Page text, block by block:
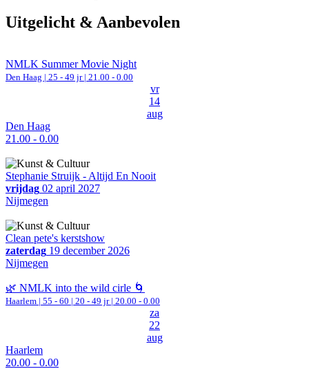
Uitgelicht & Aanbevolen
NMLK Summer Movie Night
Den Haag | 25 - 49 jr | 21.00 - 0.00
vr
14
aug
Den Haag
21.00 - 0.00
Stephanie Struijk - Altijd En Nooit
vrijdag 02 april 2027
Nijmegen
Clean pete's kerstshow
zaterdag 19 december 2026
Nijmegen
🌿 NMLK into the wild cirle 🌀
Haarlem | 55 - 60 | 20 - 49 jr | 20.00 - 0.00
za
22
aug
Haarlem
20.00 - 0.00